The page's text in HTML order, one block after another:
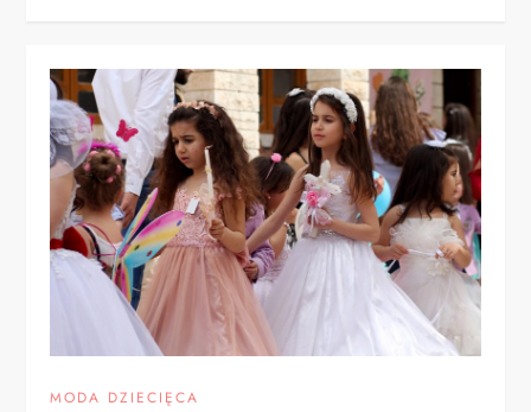
MODA DZIECIĘCA